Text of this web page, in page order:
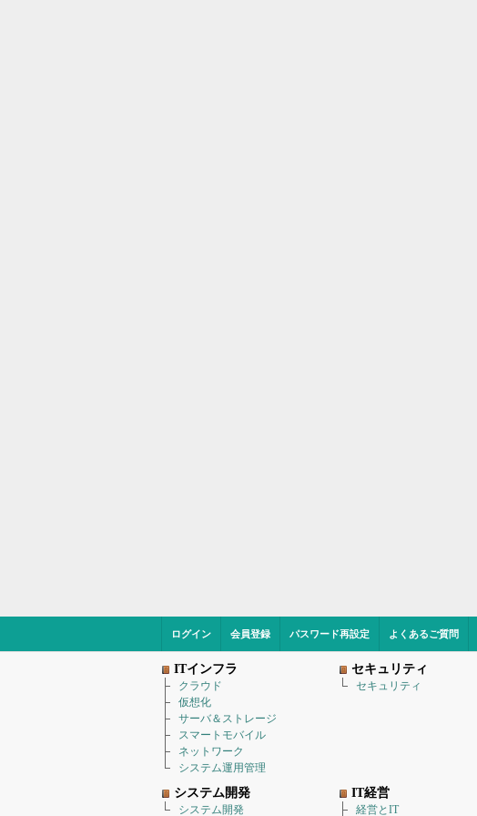
ログイン 会員登録 パスワード再設定 よくあるご質問
ITインフラ
クラウド
仮想化
サーバ＆ストレージ
スマートモバイル
ネットワーク
システム運用管理
セキュリティ
セキュリティ
システム開発
システム開発
IT経営
経営とIT